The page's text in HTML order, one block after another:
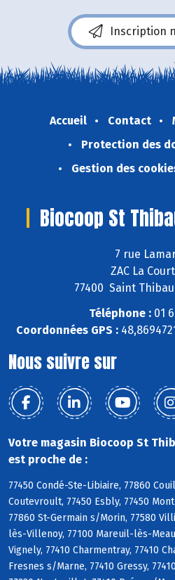
Inscription
Accueil Contact
Protection des
Gestion des
Biocoop St
7 rue
ZAC La
77400 Saint
Téléphone :01
Coordonnées GPS :
Nous suivre sur
Votre magasin Biocoop St
est proche de :
77450 Condé-Ste-Libiaire, 77860
Coutevroult, 77450 Esbly, 77450
77860 St-Germain s/Morin, 77580
lès-Villenoy, 77100 Mareuil-lès-
Vignely, 77410 Charmentray, 77410
Fresnes s/Marne, 77410 Gressy,